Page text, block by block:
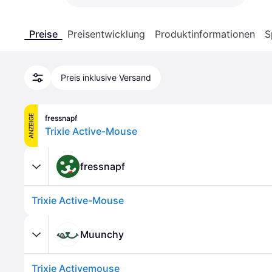
Preise Preisentwicklung Produktinformationen
Preis inklusive Versand
ANZEIGE fressnapf
Trixie Active-Mouse
fressnapf
Trixie Active-Mouse
Muunchy
Trixie Activemouse